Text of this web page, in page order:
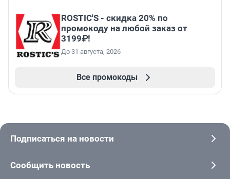
ROSTIC'S - скидка 20% по
промокоду на любой заказ от
3199₽!
До 31 августа, 2026
Все промокоды
Подписаться на новости
Сообщить новость